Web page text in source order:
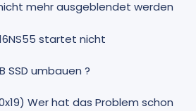
mehr ausgeblendet werden
startet nicht
SSD umbauen ?
Wer hat das Problem schon